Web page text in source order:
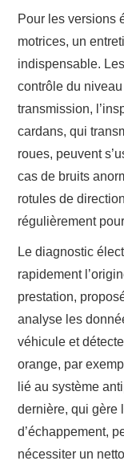
Pour les versions
motrices, un
indispensable.
contrôle du
transmission,
cardans, qui
roues, peuvent
cas de bruits
rotules de
régulièrement
Le diagnostic
rapidement
prestation,
analyse les
véhicule et
orange, par
lié au système
dernière, qui gère
d’échappement,
nécessiter un